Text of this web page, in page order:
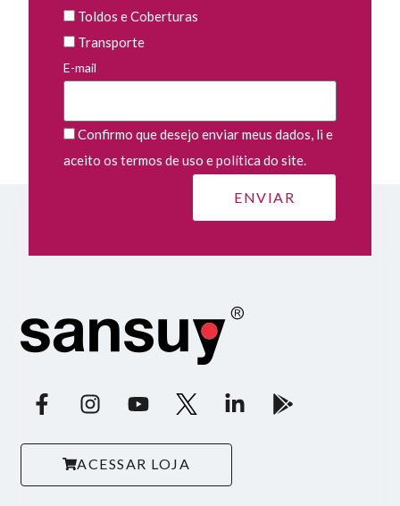
Toldos e Coberturas
Transporte
E-mail
Confirmo que desejo enviar meus dados, li e
aceito os termos de uso e política do site.
ACESSAR LOJA